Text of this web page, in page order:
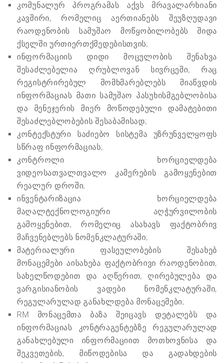
კომუნალურ პროგრამას აქვს მრავალარხიანი
კავშირი, რომელიც აერთიანებს შეუზღუდავი
რაოდენობის სამუშაო მოწყობილობებს შიდა
ქსელში ურთიერთქმედებისთვის;
ინფორმაციის დიდი მოცულობის შენახვა
შესაძლებელია ღრუბლოვან სივრცეში, რაც
რეგისტრირებულ მომხმარებლებს მიაწვდის
ინფორმაციას მათი სამუშაო პასუხისმგებლობისა
და მენეჯერის მიერ მოწოდებული დამატებითი
შესაძლებლობების შესაბამისად;
კონტექსტური საძიებო სისტემა უზრუნველყოფს
სწრაფ ინფორმაციას;
კონტროლი ხორციელდება
ვიდეოსათვალთვალო კამერების გამოყენებით
რეალურ დროში;
ინვენტარიზაცია ხორციელდება
მაღალტექნოლოგიური აღჭურვილობის
გამოყენებით, რომელიც ასახავს ფაქტობრივ
მაჩვენებლებს ნომენკლატურაში;
მატერიალური ფასეულობების შესახებ
მონაცემები აისახება ფაქტობრივი რაოდენობით,
სახელწოდებით და აღწერით, ღირებულება და
ვარგისიანობის ვადები ნომენკლატურაში,
რეგულარულად განახლდება მონაცემები;
RM მონაცემთა ბაზა შეიცავს დეტალებს და
ინფორმაციას კონტრაგენტებზე რეგულარულად
განახლებული ინფორმაციით მოთხოვნისა და
შეკვეთების, მიწოდებისა და გადახდების